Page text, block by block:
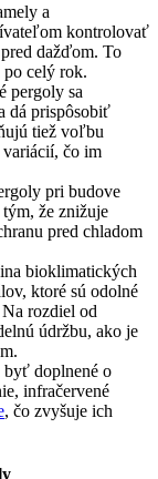
a
kontrolovať
dažďom. To
po celý rok.
pergoly sa
dá prispôsobiť
tiež voľbu
čo im
pri budove
že znižuje
pred chladom
bioklimatických
ktoré sú odolné
rozdiel od
údržbu, ako je
byť doplnené o
infračervené
, čo zvyšuje ich